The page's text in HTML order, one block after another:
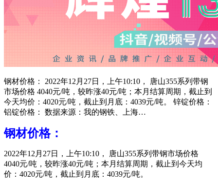
钢材价格： 2022年12月27日，上午10:10， 唐山355系列带钢
市场价格 4040元/吨，较昨涨40元/吨；本月结算周期，截止到
今天均价：4020元/吨，截止到月底：4039元/吨。 锌锭价格：
铝锭价格： 数据来源：我的钢铁、上海…
钢材价格：
2022年12月27日，上午10:10， 唐山355系列带钢市场价格
4040元/吨，较昨涨40元/吨；本月结算周期，截止到今天均
价：4020元/吨，截止到月底：4039元/吨。